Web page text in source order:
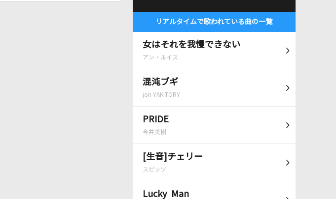
リアルタイムで歌われている曲の一覧
女はそれを我慢できない
アン・ルイス
混沌ブギ
jon-YAKITORY
PRIDE
今井美樹
[生音]チェリー
スピッツ
Lucky Man